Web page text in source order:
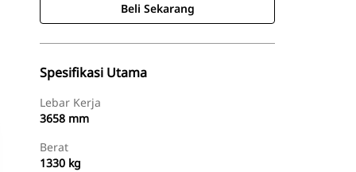
Beli Sekarang
Spesifikasi Utama
Lebar Kerja
3658 mm
Berat
1330 kg